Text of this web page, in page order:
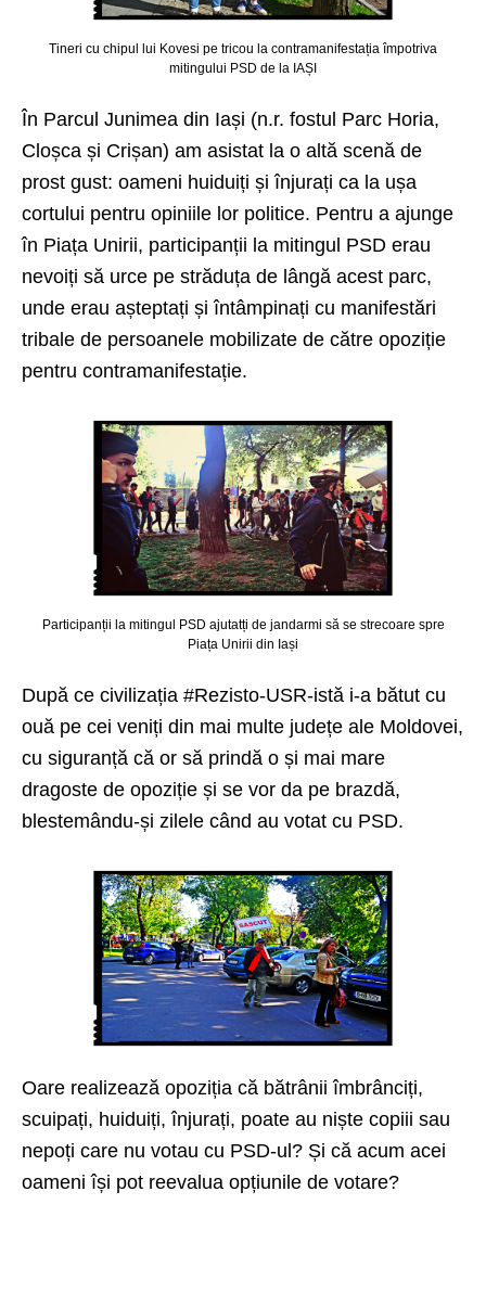
Tineri cu chipul lui Kovesi pe tricou la contramanifestația împotriva
mitingului PSD de la IAȘI
În Parcul Junimea din Iași (n.r. fostul Parc Horia,
Cloșca și Crișan) am asistat la o altă scenă de
prost gust: oameni huiduiți și înjurați ca la ușa
cortului pentru opiniile lor politice. Pentru a ajunge
în Piața Unirii, participanții la mitingul PSD erau
nevoiți să urce pe străduța de lângă acest parc,
unde erau așteptați și întâmpinați cu manifestări
tribale de persoanele mobilizate de către opoziție
pentru contramanifestație.
Participanții la mitingul PSD ajutatți de jandarmi să se strecoare spre
Piața Unirii din Iași
După ce civilizația #Rezisto-USR-istă i-a bătut cu
ouă pe cei veniți din mai multe județe ale Moldovei,
cu siguranță că or să prindă o și mai mare
dragoste de opoziție și se vor da pe brazdă,
blestemându-și zilele când au votat cu PSD.
Oare realizează opoziția că bătrânii îmbrânciți,
scuipați, huiduiți, înjurați, poate au niște copiii sau
nepoți care nu votau cu PSD-ul? Și că acum acei
oameni își pot reevalua opțiunile de votare?